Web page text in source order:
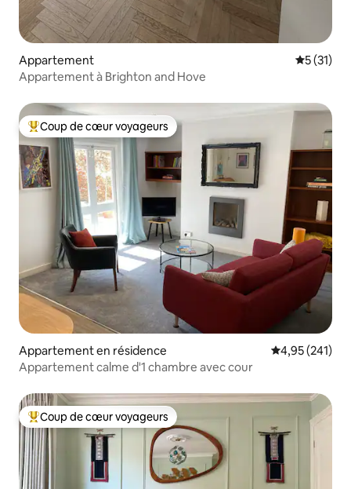
Appartement
5 (31)
Appartement à Brighton and Hove
Coups de cœur voyageurs les plus appréciés
Coup de cœur voyageurs
Appartement en résidence Évaluation
4,95 (241)
Appartement calme d'1 chambre avec cour
Coups de cœur voyageurs les plus appréciés
Coup de cœur voyageurs